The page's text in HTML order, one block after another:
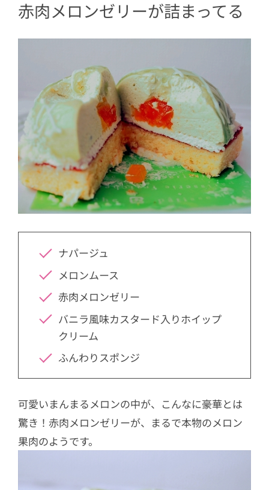
赤肉メロンゼリーが詰まってる
ナパージュ
メロンムース
赤肉メロンゼリー
バニラ風味カスタード入りホイップ
クリーム
ふんわりスポンジ
可愛いまんまるメロンの中が、こんなに豪華とは
驚き！赤肉メロンゼリーが、まるで本物のメロン
果肉のようです。